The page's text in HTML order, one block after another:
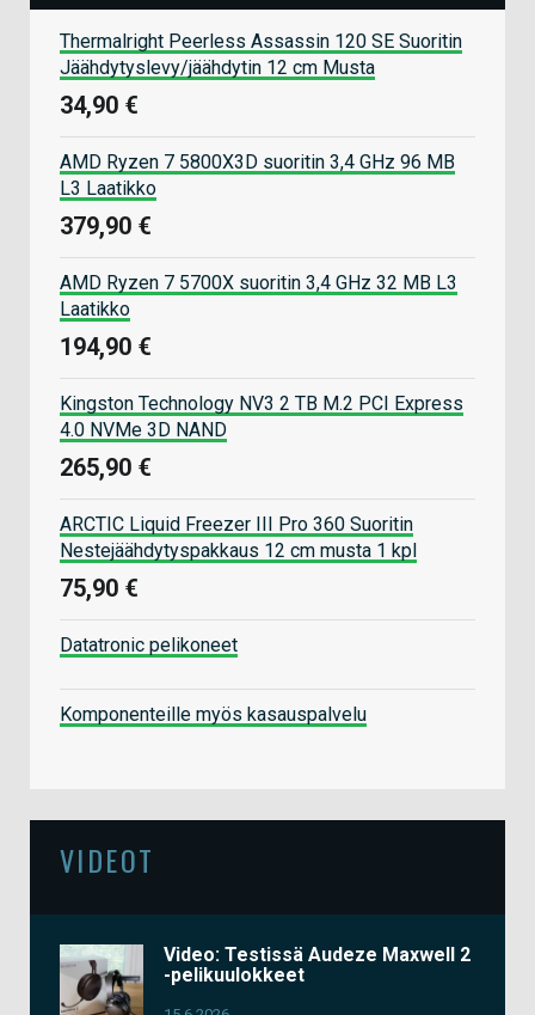
Thermalright Peerless Assassin 120 SE Suoritin
Jäähdytyslevy/jäähdytin 12 cm Musta
34,90 €
AMD Ryzen 7 5800X3D suoritin 3,4 GHz 96 MB
L3 Laatikko
379,90 €
AMD Ryzen 7 5700X suoritin 3,4 GHz 32 MB L3
Laatikko
194,90 €
Kingston Technology NV3 2 TB M.2 PCI Express
4.0 NVMe 3D NAND
265,90 €
ARCTIC Liquid Freezer III Pro 360 Suoritin
Nestejäähdytyspakkaus 12 cm musta 1 kpl
75,90 €
Datatronic pelikoneet
Komponenteille myös kasauspalvelu
VIDEOT
Video: Testissä Audeze Maxwell 2
-pelikuulokkeet